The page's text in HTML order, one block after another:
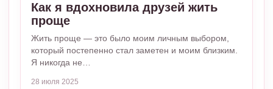
Как я вдохновила друзей жить
проще
Жить проще — это было моим личным выбором,
который постепенно стал заметен и моим близким.
Я никогда не…
28 июля 2025